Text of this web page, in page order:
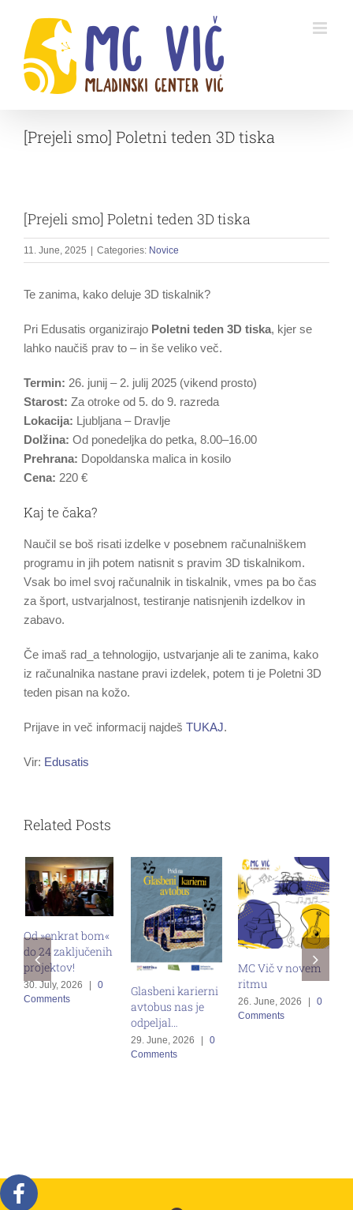
content
[Prejeli smo] Poletni teden 3D tiska
[Prejeli smo] Poletni teden 3D tiska
11. June, 2025 Categories: Novice
Te zanima, kako deluje 3D tiskalnik?
Pri Edusatis organizirajo Poletni teden 3D tiska, kjer se
lahko naučiš prav to – in še veliko več.
Termin: 26. junij – 2. julij 2025 (vikend prosto)
Starost: Za otroke od 5. do 9. razreda
Lokacija: Ljubljana – Dravlje
Dolžina: Od ponedeljka do petka, 8.00–16.00
Prehrana: Dopoldanska malica in kosilo
Cena: 220 €
Kaj te čaka?
Naučil se boš risati izdelke v posebnem računalniškem
programu in jih potem natisnit s pravim 3D tiskalnikom.
Vsak bo imel svoj računalnik in tiskalnik, vmes pa bo čas
za šport, ustvarjalnost, testiranje natisnjenih izdelkov in
zabavo.
Če imaš rad_a tehnologijo, ustvarjanje ali te zanima, kako
iz računalnika nastane pravi izdelek, potem ti je Poletni 3D
teden pisan na kožo.
Prijave in več informacij najdeš TUKAJ.
Vir: Edusatis
Related Posts
Od »enkrat bom«
do 24 zaključenih
projektov!
30. July, 2026 |
0
Comments
Glasbeni karierni
avtobus nas je
odpeljal…
29. June, 2026
0
Comments
MC Vič v novem
ritmu
26. June, 2026
0
Comments